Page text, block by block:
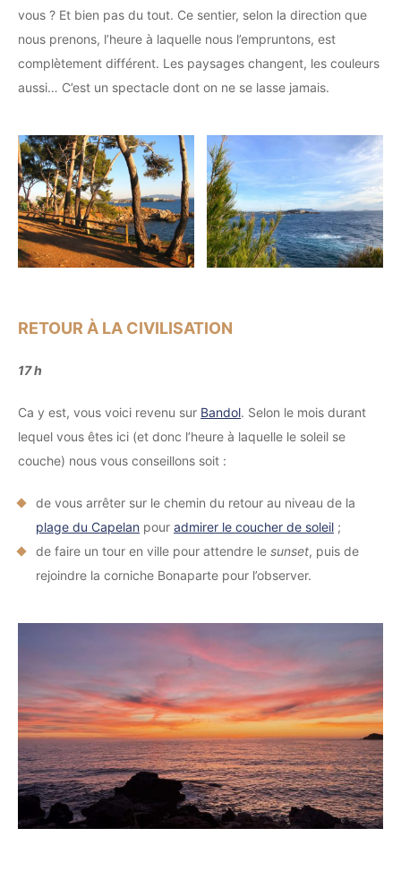
vous ? Et bien pas du tout. Ce sentier, selon la direction que
nous prenons, l’heure à laquelle nous l’empruntons, est
complètement différent. Les paysages changent, les couleurs
aussi… C’est un spectacle dont on ne se lasse jamais.
RETOUR À LA CIVILISATION
17 h
Ca y est, vous voici revenu sur Bandol. Selon le mois durant
lequel vous êtes ici (et donc l’heure à laquelle le soleil se
couche) nous vous conseillons soit :
de vous arrêter sur le chemin du retour au niveau de la
plage du Capelan pour admirer le coucher de soleil ;
de faire un tour en ville pour attendre le sunset, puis de
rejoindre la corniche Bonaparte pour l’observer.